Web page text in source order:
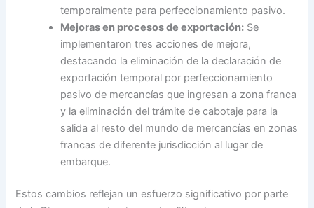
temporalmente para perfeccionamiento pasivo.
Mejoras en procesos de exportación: Se
implementaron tres acciones de mejora,
destacando la eliminación de la declaración de
exportación temporal por perfeccionamiento
pasivo de mercancías que ingresan a zona franca
y la eliminación del trámite de cabotaje para la
salida al resto del mundo de mercancías en zonas
francas de diferente jurisdicción al lugar de
embarque.
Estos cambios reflejan un esfuerzo significativo por parte